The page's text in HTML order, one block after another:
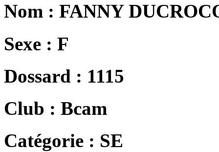
Nom : FANNY
Sexe : F
Dossard : 1115
Club : Bcam
Catégorie : SE